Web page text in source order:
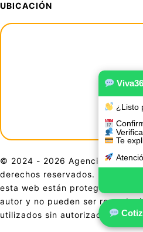
¿Listo
Te
UBICACIÓN
© 2024 - 2026 Agencia De
derechos reservados. El
esta web están protegidos por
autor y no pueden ser
utilizados sin autorización